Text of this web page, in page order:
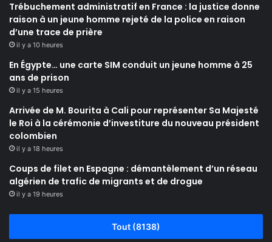
Trébuchement administratif en France : la justice donne
raison à un jeune homme rejeté de la police en raison
d’une trace de prière
il y a 10 heures
En Égypte… une carte SIM conduit un jeune homme à 25
ans de prison
il y a 15 heures
Arrivée de M. Bourita à Cali pour représenter Sa Majesté
le Roi à la cérémonie d’investiture du nouveau président
colombien
il y a 18 heures
Coups de filet en Espagne : démantèlement d’un réseau
algérien de trafic de migrants et de drogue
il y a 19 heures
Tout (8138)